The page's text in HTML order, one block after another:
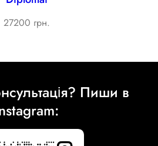
27200 грн.
Пиши в